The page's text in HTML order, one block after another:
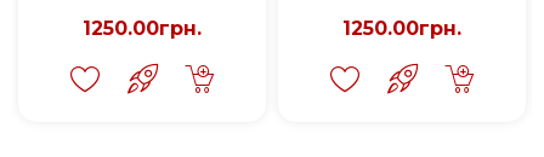
1250.00грн. 1250.00грн.